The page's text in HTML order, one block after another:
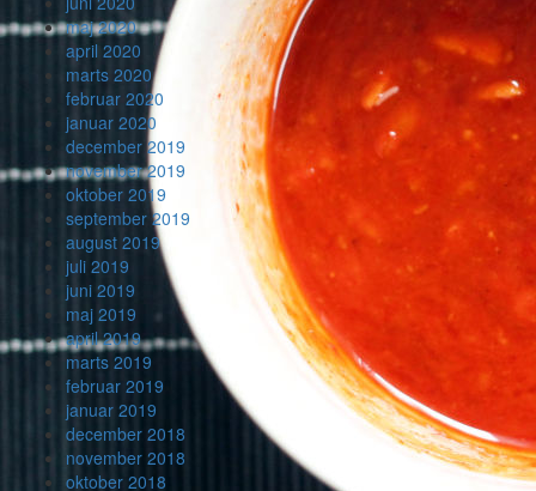
maj 2020
april 2020
marts 2020
februar 2020
januar 2020
december 2019
november 2019
oktober 2019
september 2019
august 2019
juli 2019
juni 2019
maj 2019
april 2019
marts 2019
februar 2019
januar 2019
december 2018
november 2018
oktober 2018